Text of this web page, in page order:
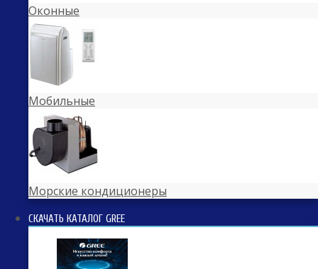
Оконные
Мобильные
Морские кондиционеры
СКАЧАТЬ КАТАЛОГ GREE